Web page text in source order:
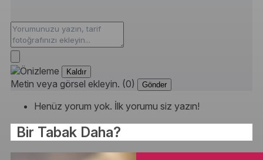
Kaldır
Metin veya görsel ekleyin. (0) Gönder
Henüz yorum yok. İlk yorumu siz yazın!
Bir Tabak Daha?